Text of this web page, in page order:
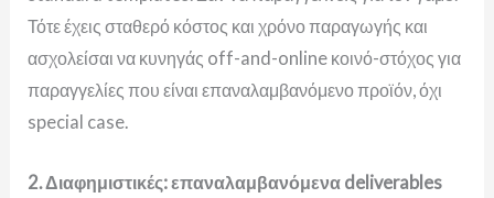
Τότε έχεις σταθερό κόστος και χρόνο παραγωγής και
ασχολείσαι να κυνηγάς off-and-online κοινό-στόχος για
παραγγελίες που είναιεπαναλαμβανόμενο προϊόν, όχι
special case.
2. Διαφημιστικές: επαναλαμβανόμενα deliverables